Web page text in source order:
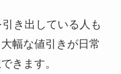
き出している人も
幅な値引きが日常
きます。